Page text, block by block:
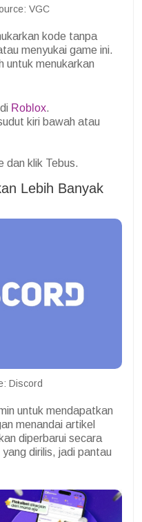
VGC
kode tanpa
menyukai game ini.
untuk menukarkan
Roblox.
kiri bawah atau
dan klik Tebus.
Lebih Banyak
Discord
untuk mendapatkan
menandai artikel
diperbarui secara
dirilis, jadi pantau